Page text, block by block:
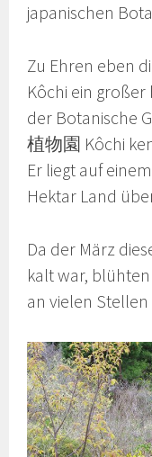
japanischen
Zu Ehren eben
Kôchi ein
der Botanische
植物園 Kôchi
Er liegt auf
Hektar Land
Da der März
kalt war,
an vielen